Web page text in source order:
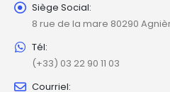
Siège Social:
8 rue de la mare 80290
Tél:
(+33) 03 22 90 11 03
Courriel: